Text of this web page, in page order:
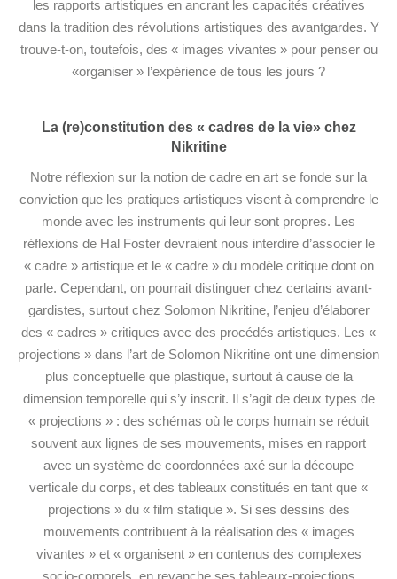
les rapports artistiques en ancrant les capacités créatives
dans la tradition des révolutions artistiques des avantgardes. Y
trouve-t-on, toutefois, des « images vivantes » pour penser ou
«organiser » l’expérience de tous les jours ?
La (re)constitution des « cadres de la vie» chez
Nikritine
Notre réflexion sur la notion de cadre en art se fonde sur la
conviction que les pratiques artistiques visent à comprendre le
monde avec les instruments qui leur sont propres. Les
réflexions de Hal Foster devraient nous interdire d’associer le
« cadre » artistique et le « cadre » du modèle critique dont on
parle. Cependant, on pourrait distinguer chez certains avant-
gardistes, surtout chez Solomon Nikritine, l’enjeu d’élaborer
des « cadres » critiques avec des procédés artistiques. Les «
projections » dans l’art de Solomon Nikritine ont une dimension
plus conceptuelle que plastique, surtout à cause de la
dimension temporelle qui s’yinscrit. Il s’agit de deux types de
« projections » : des schémas où le corps humain se réduit
souvent aux lignes de ses mouvements, mises en rapport
avec un système de coordonnées axé sur la découpe
verticale du corps, et des tableaux constitués en tant que «
projections » du « film statique ». Si ses dessins des
mouvements contribuent à la réalisation des « images
vivantes » et « organisent » en contenus des complexes
socio-corporels, en revanche ses tableaux-projections